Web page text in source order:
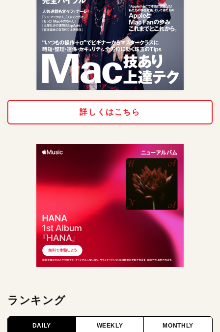
詳しくはこちら
ランキング
DAILY WEEKLY MONTHLY